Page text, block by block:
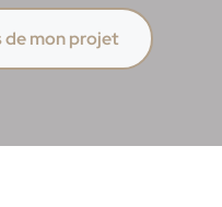
de mon projet